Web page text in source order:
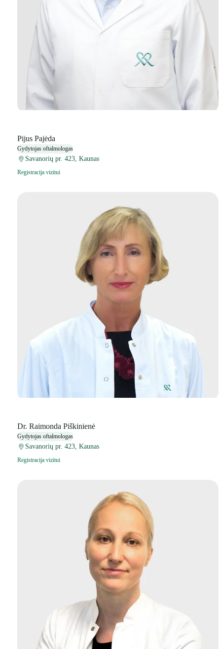
Pijus Pajėda
Gydytojas oftalmologas
Savanorių pr. 423, Kaunas
Registracija vizitui
Dr. Raimonda Piškinienė
Gydytojas oftalmologas
Savanorių pr. 423, Kaunas
Registracija vizitui